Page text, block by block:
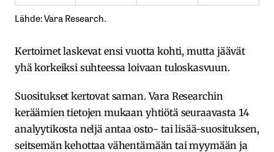
Lähde: Vara Research.
Kertoimet laskevat ensi vuotta kohti, mutta jäävät
yhä korkeiksi suhteessa loivaan tuloskasvuun.
Suositukset kertovat saman. Vara Researchin
keräämien tietojen mukaan yhtiötä seuraavasta 14
analyytikosta neljä antaa osto- tai lisää-suosituksen,
seitsemän kehottaa vähentämään tai myymään ja